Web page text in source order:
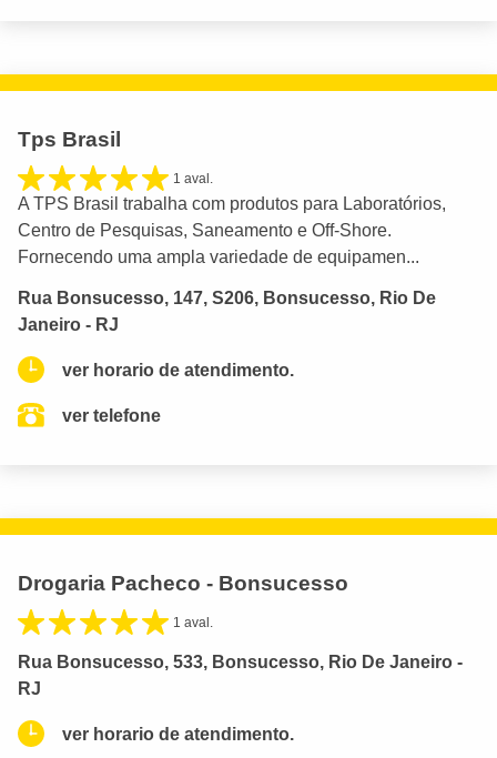
Tps Brasil
1 aval.
A TPS Brasil trabalha com produtos para Laboratórios,
Centro de Pesquisas, Saneamento e Off-Shore.
Fornecendo uma ampla variedade de equipamen...
Rua Bonsucesso, 147, S206, Bonsucesso, Rio De
Janeiro - RJ
ver horario de atendimento.
ver telefone
Drogaria Pacheco - Bonsucesso
1 aval.
Rua Bonsucesso, 533, Bonsucesso, Rio De Janeiro -
RJ
ver horario de atendimento.